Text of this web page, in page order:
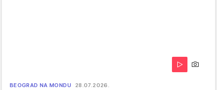
BEOGRAD NA MONDU 28.07.2026.